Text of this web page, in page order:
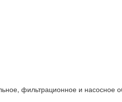
фильтрационное и насосное